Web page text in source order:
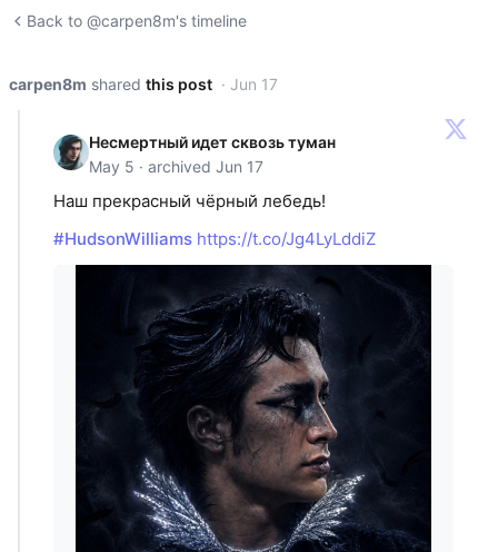
Back to @carpen8m's timeline
carpen8m shared this post · Jun 17
Несмертный идет сквозь туман
May 5 · archived Jun 17
Наш прекрасный чёрный лебедь!
#HudsonWilliams https://t.co/Jg4LyLddiZ